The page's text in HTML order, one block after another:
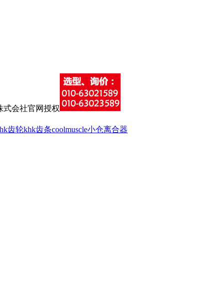
齿轮khk齿条coolmuscle小仓离合器